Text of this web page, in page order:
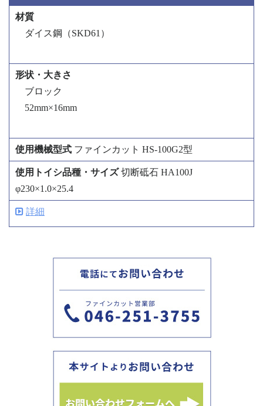
ダイス鋼（SKD61）
ブロック
52mm×16mm
ファインカット HS-100G2型
切断砥石 HA100J
φ230×1.0×25.4
詳細